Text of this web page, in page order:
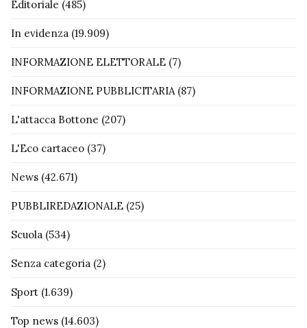
Editoriale (485)
In evidenza (19.909)
INFORMAZIONE ELETTORALE (7)
INFORMAZIONE PUBBLICITARIA(87)
L'attacca Bottone (207)
L'Eco cartaceo (37)
News (42.671)
PUBBLIREDAZIONALE (25)
Scuola (534)
Senza categoria (2)
Sport (1.639)
Top news (14.603)